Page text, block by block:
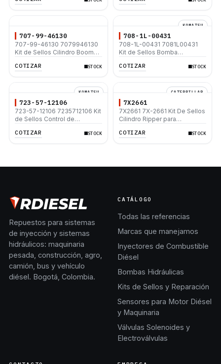
707-99-46130
707-99-46130 7079946130
Kit de Sellos Cilindro Boom
Seal Kit PC200-7 PC200LC-7
COTIZAR STOCK
KOMATSU
708-1L-00431
708-1L-00431 7081L00431
Kit de Sellos Bomba
Komatsu PC120-6(102)
COTIZAR STOCK
KOMATSU
723-57-12106
723-57-12106 7235712106 Kit
de Sellos Control de
Valve Komatsu PC120-6(102)
COTIZAR STOCK
CATERPILLAR
7X2661
7X2661 7X-2661 Kit De Sellos
Cilindro Ripper para
COTIZAR STOCK
Repuestos para sistemas
de inyección y sistemas
hidráulicos: maquinaria
pesada, construcción, agro,
camión, bus y vehículo
diésel. Bogotá, Colombia.
CATÁLOGO
Todas las referencias
Marcas que manejamos
Inyectores de Combustible
Diésel
Bombas Hidráulicas
Kits de Sellos y Reparación
Sensores para Motor Diésel
y Maquinaria
Válvulas Solenoides y
Electroválvulas